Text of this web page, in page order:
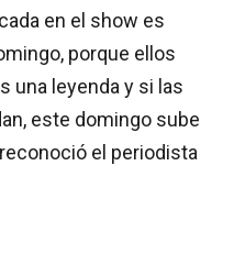
en el show es
porque ellos
una leyenda y si las
este domingo sube
el periodista